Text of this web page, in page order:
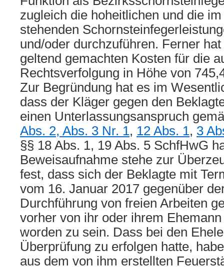
zugleich die hoheitlichen und die
stehenden
und/oder durchzuführen. Ferner
geltend gemachten Kosten für die
Rechtsverfolgung in Höhe von
Zur Begründung hat es im
dass der Kläger gegen den
einen Unterlassungsanspruch
Abs. 2, Abs. 3 Nr. 1, 12 Abs. 1, 3
§§ 18 Abs. 1, 19 Abs. 5 SchfHwG
Beweisaufnahme stehe zur
fest, dass sich der Beklagte mit
vom 16. Januar 2017 gegenüber
Durchführung von freien Arbeiten
vorher von ihr oder ihrem
worden zu sein. Dass bei den
Überprüfung zu erfolgen hatte,
aus dem von ihm erstellten